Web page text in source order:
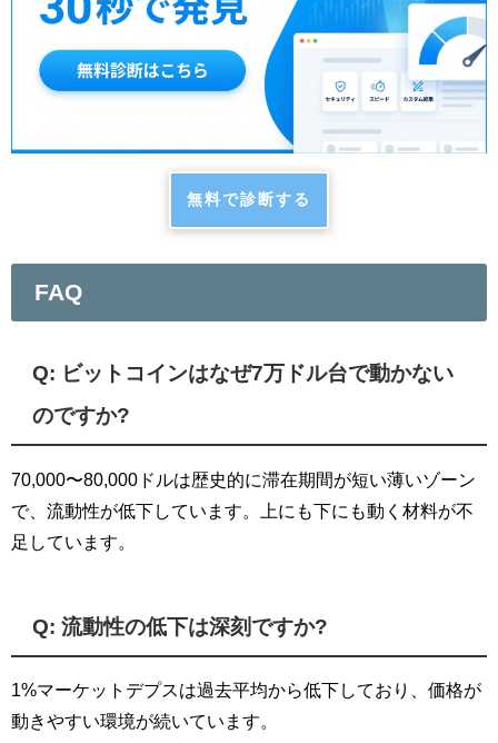
無料で診断する
FAQ
Q: ビットコインはなぜ7万ドル台で動かない
のですか?
70,000〜80,000ドルは歴史的に滞在期間が短い薄いゾーン
で、流動性が低下しています。上にも下にも動く材料が不
足しています。
Q: 流動性の低下は深刻ですか?
1%マーケットデプスは過去平均から低下しており、価格が
動きやすい環境が続いています。